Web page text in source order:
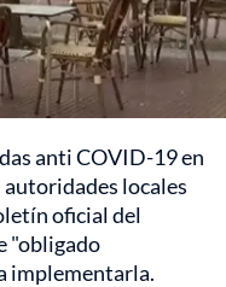
anti COVID-19 en
autoridades locales
oficial del
"obligado
implementarla.